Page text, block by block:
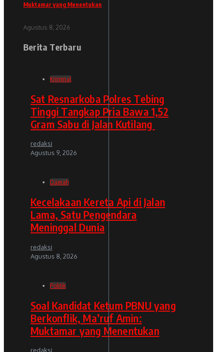
Muktamar yang Menentukan
Agustus 8, 2026
Berita Terbaru
Kriminal
Sat Resnarkoba Polres Tebing
Tinggi Tangkap Pria Bawa 1,52
Gram Sabu di Jalan Kutilang
redaksi
Agustus 9, 2026
Daerah
Kecelakaan Kereta Api di Jalan
Lama, Satu Pengendara
Meninggal Dunia
redaksi
Agustus 8, 2026
Politik
Soal Kandidat Ketum PBNU yang
Berkonflik, Ma’ruf Amin:
Muktamar yang Menentukan
redaksi